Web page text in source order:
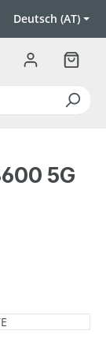
Deutsch (AT)
5G